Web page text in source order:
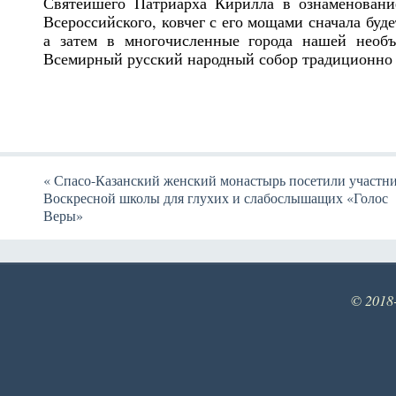
Всероссийского, ковчег с его мощами сначала
а затем в многочисленные города нашей
Всемирный русский народный собор традиционно
«Спасо-Казанский женский монастырь посетили
Воскресной школы для глухих и слабослышащих «Голос
Веры»
©